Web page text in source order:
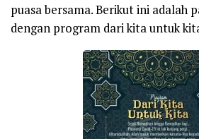
puasa bersama. Berikut ini adalah
dengan program dari kita untuk